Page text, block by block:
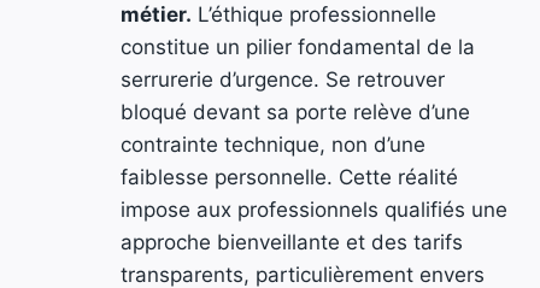
métier. L’éthique professionnelle
constitue un pilier fondamental de la
serrurerie d’urgence. Se retrouver
bloqué devant sa porte relève d’une
contrainte technique, non d’une
faiblesse personnelle. Cette réalité
impose aux professionnels qualifiés une
approche bienveillante et des tarifs
transparents, particulièrement envers